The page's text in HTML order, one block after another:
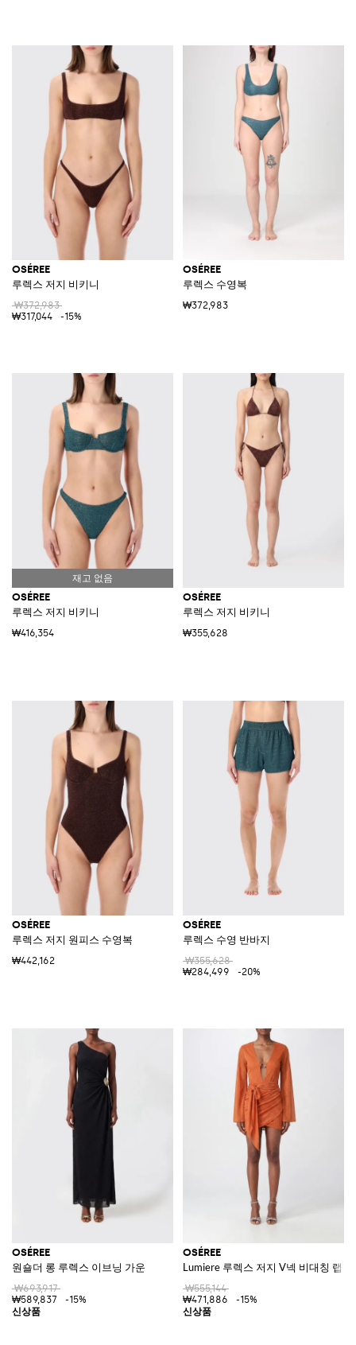
OSÉREE
루렉스 저지 비키니
₩372,983
₩317,044
-15%
OSÉREE
루렉스 수영복
₩372,983
OSÉREE
루렉스 저지 비키니
₩416,354
OSÉREE
루렉스 저지 비키니
₩355,628
OSÉREE
루렉스 저지 원피스 수영복
₩442,162
OSÉREE
루렉스 수영 반바지
₩355,628
₩284,499
-20%
OSÉREE
원숄더 롱 루렉스 이브닝 가운
₩693,917
₩589,837
-15%
OSÉREE
Lumiere 루렉스 저지 V넥 비대칭 랩
₩555,144
₩471,886
-15%